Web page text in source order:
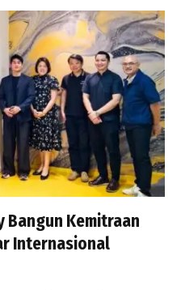
Kemitraan
Internasional